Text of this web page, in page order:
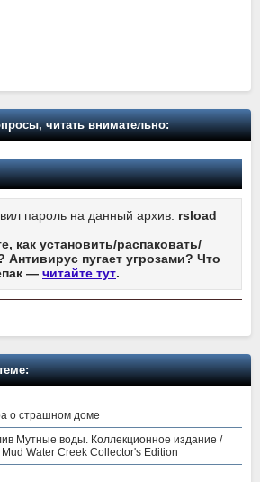
читать внимательно:
пароль на данный архив: rsload
как установить/распаковать/
Антивирус пугает угрозами? Что
— читайте тут.
о страшном доме
Мутные воды. Коллекционное издание /
Water Creek Collector's Edition